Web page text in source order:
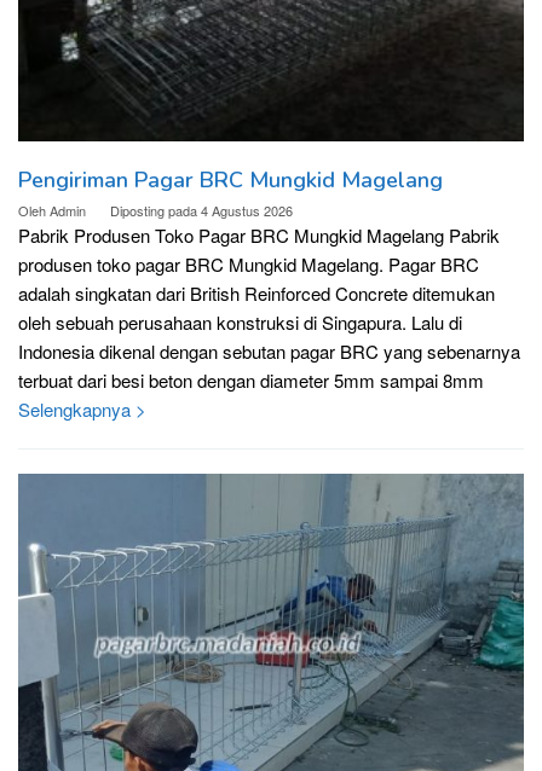
Pengiriman Pagar BRC Mungkid Magelang
OlehAdmin Diposting pada4 Agustus 2026
Pabrik Produsen Toko Pagar BRC Mungkid Magelang Pabrik
produsen toko pagar BRC Mungkid Magelang. Pagar BRC
adalah singkatan dari British Reinforced Concrete ditemukan
oleh sebuah perusahaan konstruksi di Singapura. Lalu di
Indonesia dikenal dengan sebutan pagar BRC yang sebenarnya
terbuat dari besi beton dengan diameter 5mm sampai 8mm
Selengkapnya >